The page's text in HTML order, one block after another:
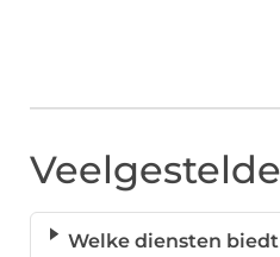
Welke diensten